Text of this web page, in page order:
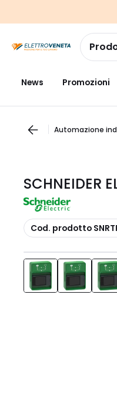
navigazionealla
pagina
News Promozioni
Automazione
SCHNEIDER
copia
Cod. prodotto